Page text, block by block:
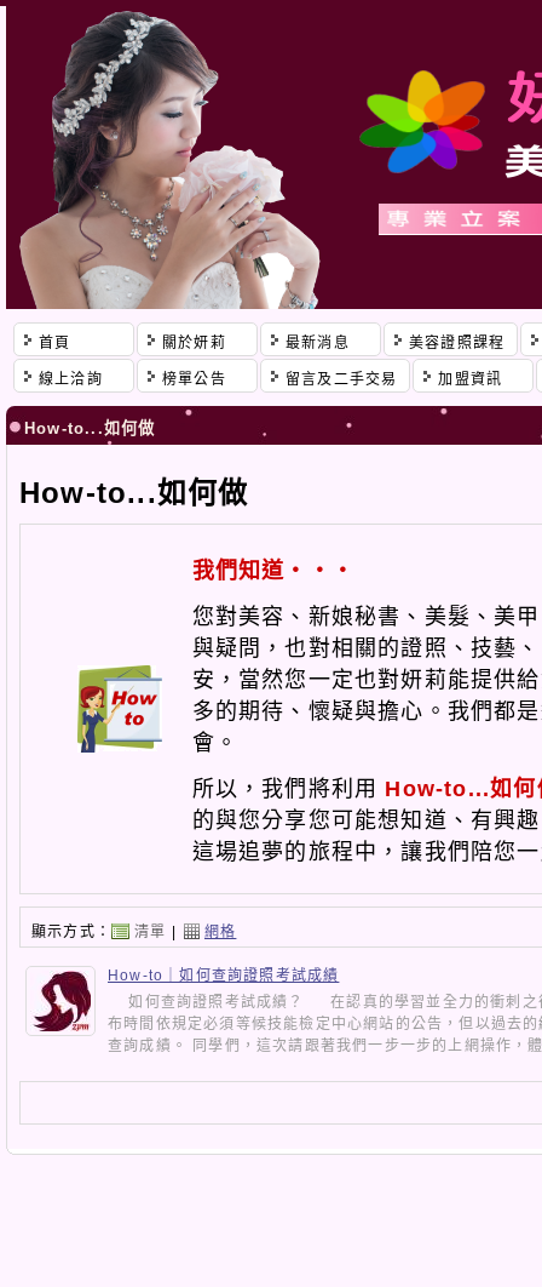
首頁 關於妍莉 最新消息 美容證照課程
線上洽詢 榜單公告 留言及二手交易 加盟資訊
How-to...如何做
How-to...如何做
我們知道‧‧‧
您對美容、新娘秘書、美髮、美
與疑問，也對相關的證照、技藝
安，當然您一定也對妍莉能提供
多的期待、懷疑與擔心。我們都
會。
所以，我們將利用 How-to...如何
的與您分享您可能想知道、有興
這場追夢的旅程中，讓我們陪您
顯示方式： 清單 網格
How-to｜如何查詢證照考試成績
如何查詢證照考試成績？ 在認真的學習並全力的衝刺之
布時間依規定必須等候技能檢定中心網站的公告，但以過去
查詢成績。 同學們，這次請跟著我們一步一步的上網操作，